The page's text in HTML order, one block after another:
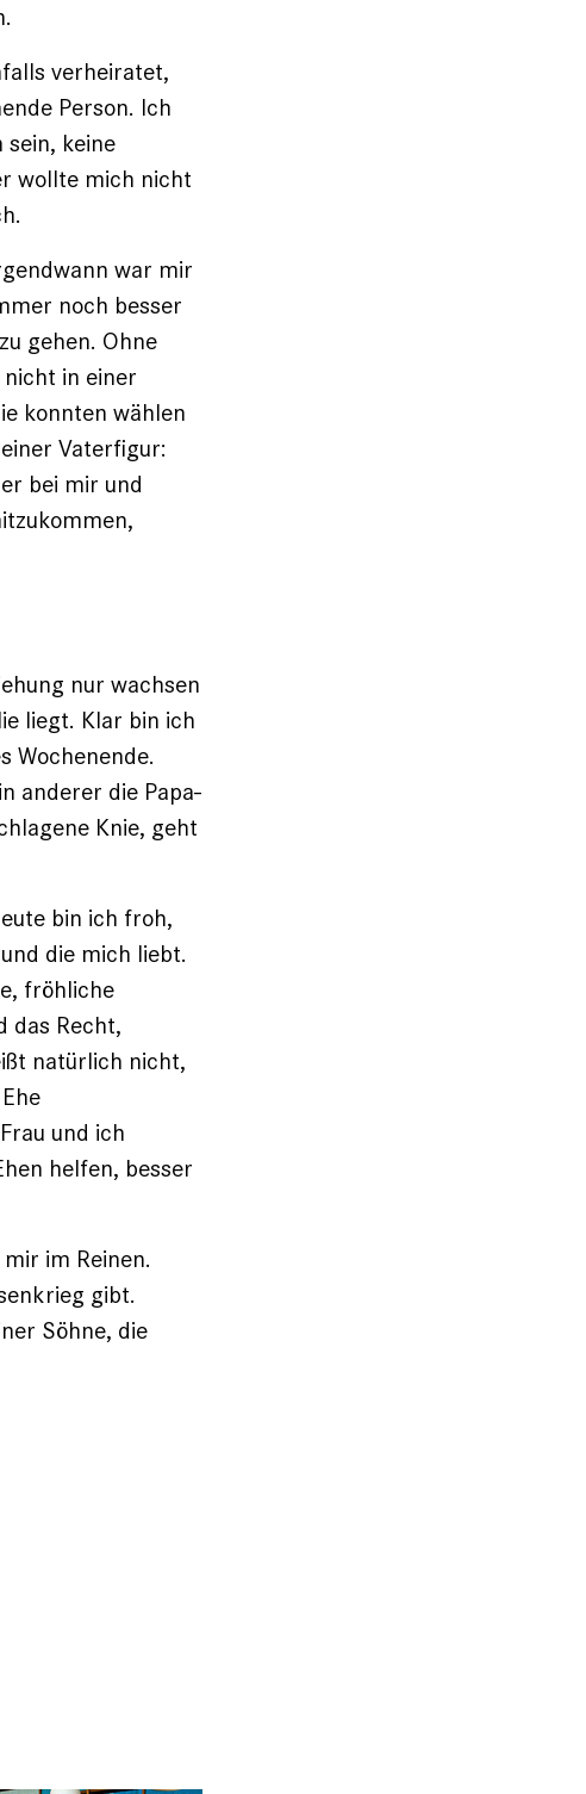
verheiratet,
Person. Ich
keine
wollte mich nicht
war mir
noch besser
gehen. Ohne
in einer
konnten wählen
Vaterfigur:
bei mir und
nur wachsen
liegt. Klar bin ich
Wochenende.
anderer die Papa-
Knie, geht
bin ich froh,
die mich liebt.
fröhliche
das Recht,
natürlich nicht,
und ich
helfen, besser
im Reinen.
gibt.
Söhne, die